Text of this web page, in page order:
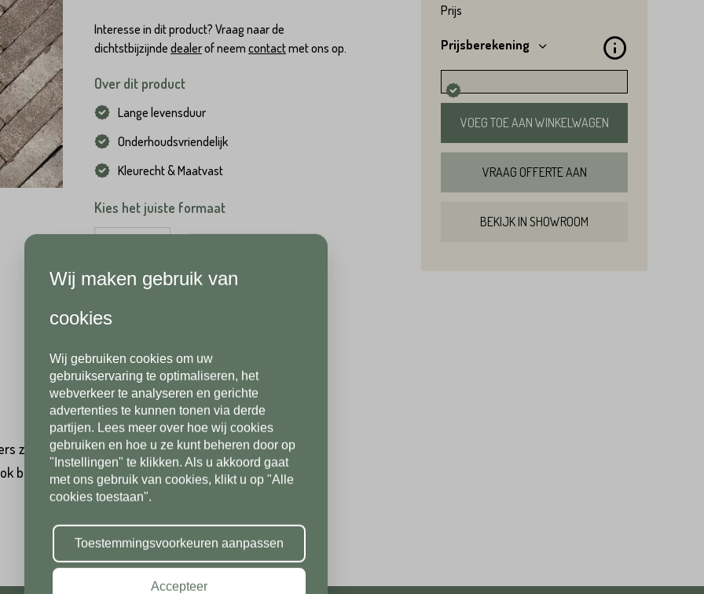
Interesse in dit product? Vraag naar de
dichtstbijzijnde dealerof neem contactmet ons op.
Over dit product
Lange levensduur
Onderhoudsvriendelijk
Kleurecht & Maatvast
Kies het juiste formaat
Prijs
Prijsberekening
VOEG TOE AAN WINKELWAGEN
VRAAG OFFERTE AAN
BEKIJK IN SHOWROOM
zijn een populair, duurzaam en karakteristiek
bijzonder geschikt als bestrating voor uw oprit. Bij
Hoeveel heeft u nodig?*
Achternaam*
Telefoonnummer*
Postcode*
Achternaam*
Telefoonnummer*
Postcode*
Toevoeging
Plaats*
Wij maken gebruik van
cookies
Wij gebruiken cookies om uw
gebruikservaring te optimaliseren, het
webverkeer te analyseren en gerichte
advertenties te kunnen tonen via derde
partijen. Lees meer over hoe wij cookies
gebruiken en hoe u ze kunt beheren door op
"Instellingen" te klikken. Als u akkoord gaat
met ons gebruik van cookies, klikt u op "Alle
cookies toestaan".
Toestemmingsvoorkeuren aanpassen
Accepteer